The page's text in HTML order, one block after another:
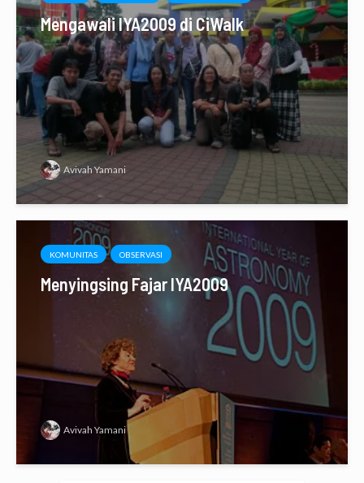
Mengawali IYA2009 di CiWalk
Avivah Yamani
KOMUNITAS OBSERVASI
Menyingsing Fajar IYA2009
Avivah Yamani